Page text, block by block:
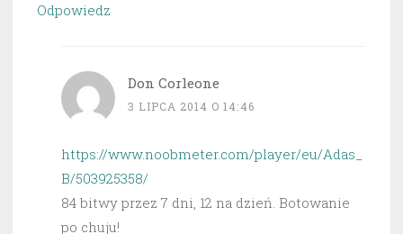
Odpowiedz
Don Corleone
3 LIPCA 2014 O 14:46
https://www.noobmeter.com/player/eu/Adas_
B/503925358/
84 bitwy przez 7 dni, 12 na dzień. Botowanie
po chuju!